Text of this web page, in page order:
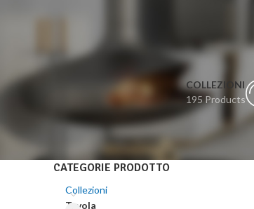
COLLEZIONI
195 Products
CATEGORIE PRODOTTO
Collezioni
Tavola